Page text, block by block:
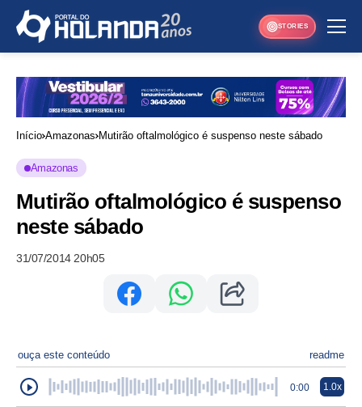
STORIES
Início Amazonas Mutirão oftalmológico é suspenso neste sábado
Amazonas
Mutirão oftalmológico é suspenso
neste sábado
31/07/2014 20h05
ouça este conteúdo readme
0:00 1.0x